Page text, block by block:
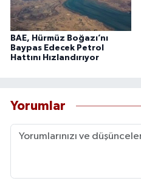
BAE, Hürmüz Boğazı’nı
Baypas Edecek Petrol
Hattını Hızlandırıyor
Yorumlar